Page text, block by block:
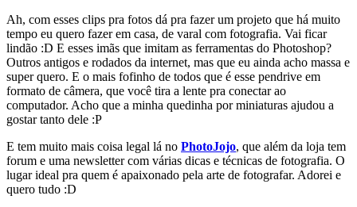
Ah, com esses clips pra fotos dá pra fazer um projeto que há muito
tempo eu quero fazer em casa, de varal com fotografia. Vai ficar
lindão :D E esses imãs que imitam as ferramentas do Photoshop?
Outros antigos e rodados da internet, mas que eu ainda acho massa e
super quero. E o mais fofinho de todos que é esse pendrive em
formato de câmera, que você tira a lente pra conectar ao
computador. Acho que a minha quedinha por miniaturas ajudou a
gostar tanto dele :P
E tem muito mais coisa legal lá no PhotoJojo, que além da loja tem
forum e uma newsletter com várias dicas e técnicas de fotografia. O
lugar ideal pra quem é apaixonado pela arte de fotografar. Adorei e
quero tudo :D